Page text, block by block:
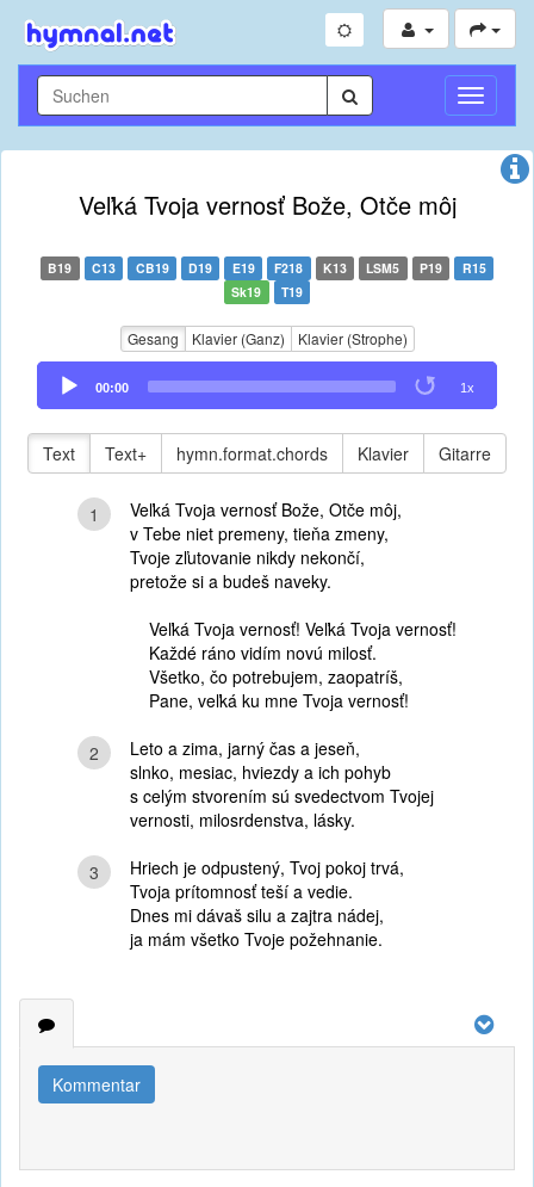
Veľká Tvoja vernosť Bože, Otče môj
B19 C13 CB19 D19 E19 F218 K13 LSM5 P19
R15
Sk19
T19
Gesang Klavier (Ganz) Klavier (Strophe)
Audio
Player
00:00 1x
Text Text+ hymn.format.chords Klavier Gitarre
1
Veľká Tvoja vernosť Bože, Otče môj,
v Tebe niet premeny, tieňa zmeny,
Tvoje zľutovanie nikdy nekončí,
pretože si a budeš naveky.
Veľká Tvoja vernosť! Veľká Tvoja vernosť!
Každé ráno vidím novú milosť.
Všetko, čo potrebujem, zaopatríš,
Pane, veľká ku mne Tvoja vernosť!
2
Leto a zima, jarný čas a jeseň,
slnko, mesiac, hviezdy a ich pohyb
s celým stvorením sú svedectvom Tvojej
vernosti, milosrdenstva, lásky.
3
Hriech je odpustený, Tvoj pokoj trvá,
Tvoja prítomnosť teší a vedie.
Dnes mi dávaš silu a zajtra nádej,
ja mám všetko Tvoje požehnanie.
Kommentar